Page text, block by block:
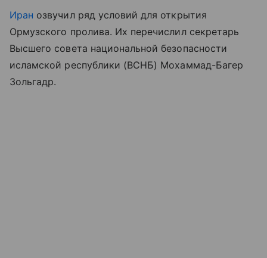
Иран озвучил ряд условий для открытия
Ормузского пролива. Их перечислил секретарь
Высшего совета национальной безопасности
исламской республики (ВСНБ) Мохаммад-Багер
Зольгадр.